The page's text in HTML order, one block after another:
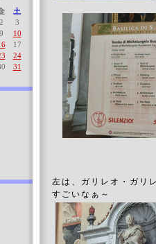
左は、ガリレオ・ガリ
すごいなぁ～
土
2
3
9
10
17
24
31